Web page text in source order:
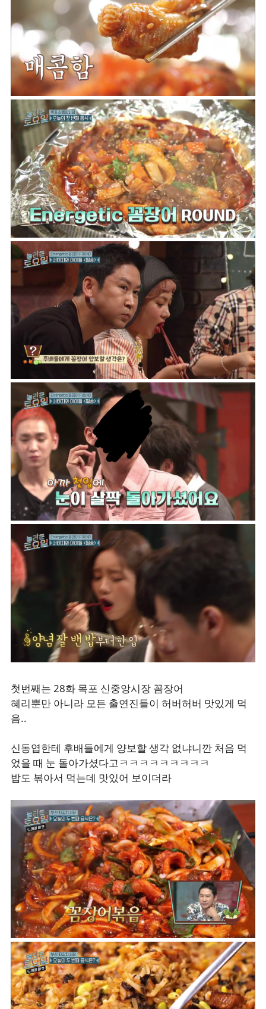
첫번째는 28화 목포 신중앙시장 꼼장어
혜리뿐만 아니라 모든 출연진들이 허버허버 맛있게 먹
음..
신동엽한테 후배들에게 양보할 생각 없냐니깐 처음 먹
었을 때 눈 돌아가셨다고ㅋㅋㅋㅋㅋㅋㅋㅋㅋ
밥도 볶아서 먹는데 맛있어 보이더라